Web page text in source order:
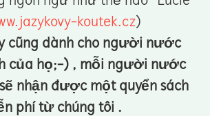
koutek.cz)
cũng dành cho người nước
của họ;-) , mỗi người nước
nhận được một quyển sách
phí từ chúng tôi .